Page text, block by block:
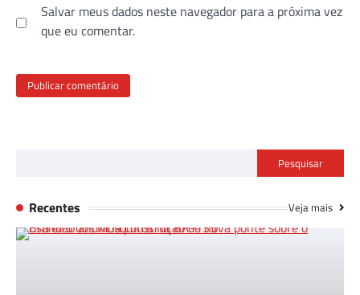
Salvar meus dados neste navegador para a próxima vez
que eu comentar.
Pesquisar
Recentes Veja mais